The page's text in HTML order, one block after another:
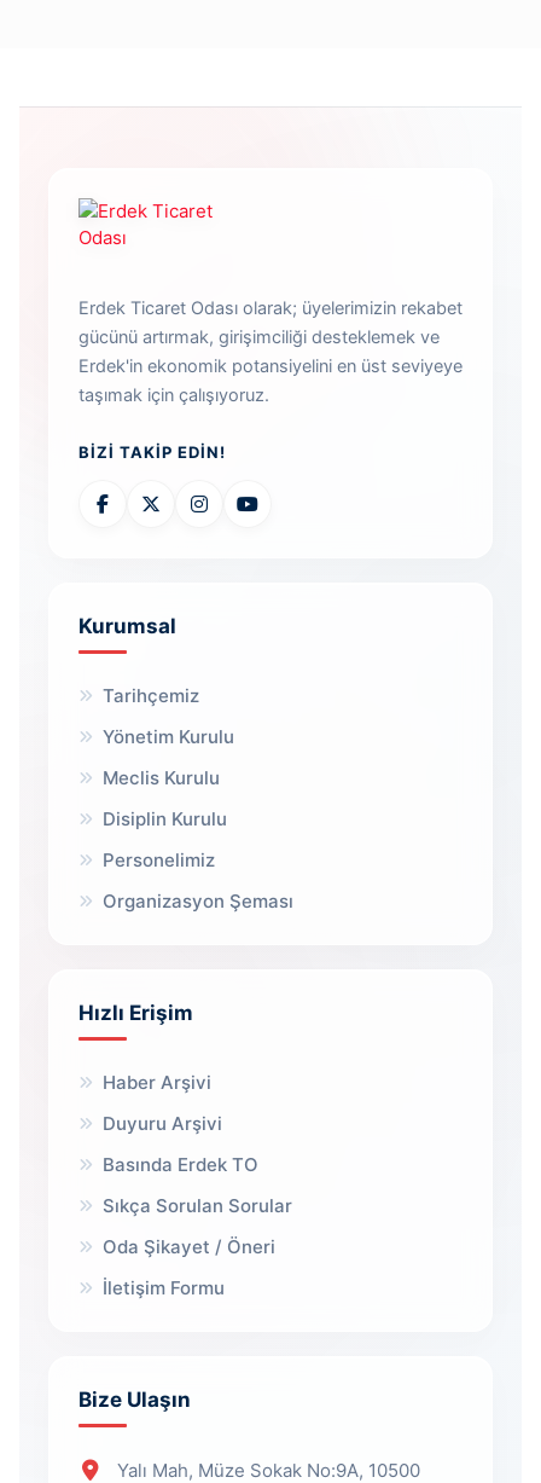
Erdek Ticaret Odası olarak; üyelerimizin rekabet
gücünü artırmak, girişimciliği desteklemek ve
Erdek'in ekonomik potansiyelini en üst seviyeye
taşımak için çalışıyoruz.
BIZI TAKIP EDIN!
Kurumsal
Tarihçemiz
Yönetim Kurulu
Meclis Kurulu
Disiplin Kurulu
Personelimiz
Organizasyon Şeması
Hızlı Erişim
Haber Arşivi
Duyuru Arşivi
Basında Erdek TO
Sıkça Sorulan Sorular
Oda Şikayet / Öneri
İletişim Formu
Bize Ulaşın
Yalı Mah, Müze Sokak No:9A, 10500